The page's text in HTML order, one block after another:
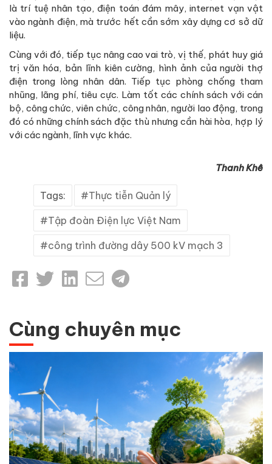
là trí tuệ nhân tạo, điện toán đám mây, internet vạn vật
vào ngành điện, mà trước hết cần sớm xây dựng cơ sở dữ
liệu.
Cùng với đó, tiếp tục nâng cao vai trò, vị thế, phát huy giá
trị văn hóa, bản lĩnh kiên cường, hình ảnh của người thợ
điện trong lòng nhân dân. Tiếp tục phòng chống tham
nhũng, lãng phí, tiêu cực. Làm tốt các chính sách với cán
bộ, công chức, viên chức, công nhân, người lao động, trong
đó có những chính sách đặc thù nhưng cần hài hòa, hợp lý
với các ngành, lĩnh vực khác.
Thanh Khê
Tags: Thực tiễn Quản lý
Tập đoàn Điện lực Việt Nam
công trình đường dây 500 kV mạch 3
Cùng chuyên mục